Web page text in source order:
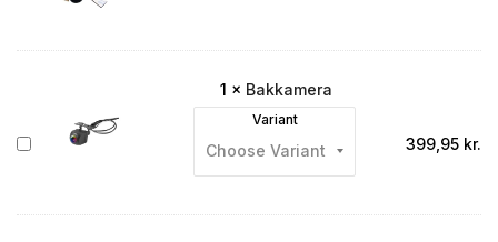
Auto
Bakkamera
1 × Bakkamera
Variant
399,95 kr.